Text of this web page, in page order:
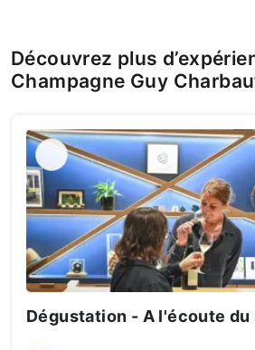
Découvrez plus
Champagne Guy
Dégustation - A l'écoute du